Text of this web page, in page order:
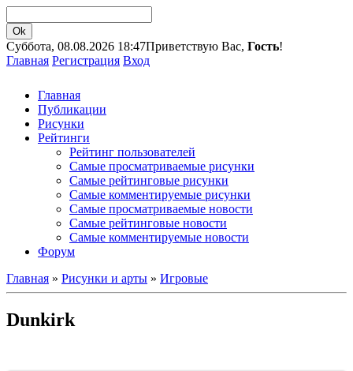
Суббота, 08.08.2026 18:47Приветствую Вас, Гость!
Главная Регистрация Вход
Главная
Публикации
Рисунки
Рейтинги
Рейтинг пользователей
Самые просматриваемые рисунки
Самые рейтинговые рисунки
Самые комментируемые рисунки
Самые просматриваемые новости
Самые рейтинговые новости
Самые комментируемые новости
Форум
Главная » Рисунки и арты » Игровые
Dunkirk